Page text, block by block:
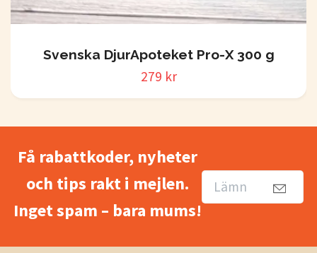
Svenska DjurApoteket Pro-X 300 g
279 kr
Få rabattkoder, nyheter
och tips rakt i mejlen.
Inget spam – bara mums!